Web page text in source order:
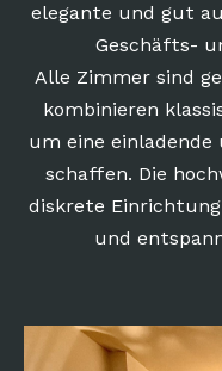
elegante und gut
Geschäfts-
Alle Zimmer sind
kombinieren
um eine
schaffen. Die
diskrete
und